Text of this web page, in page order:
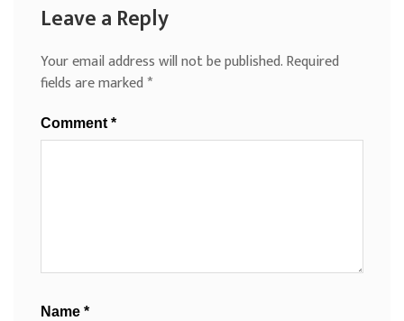
Leave a Reply
Your email address will not be published.Required
fields are marked*
Comment *
Name *